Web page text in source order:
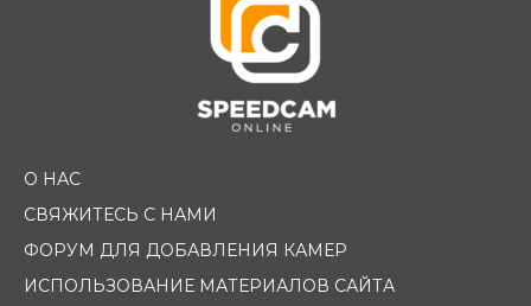
О НАС
СВЯЖИТЕСЬ С НАМИ
ФОРУМ ДЛЯ ДОБАВЛЕНИЯ КАМЕР
ИСПОЛЬЗОВАНИЕ МАТЕРИАЛОВ САЙТА